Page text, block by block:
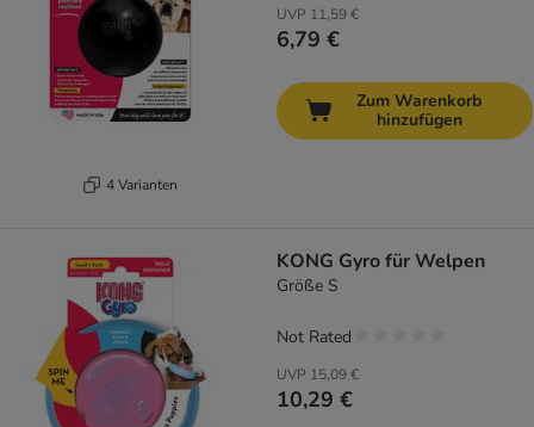
4 Varianten
UVP 11,59 €
6,79 €
Zum Warenkorb
hinzufügen
KONG Gyro für Welpen
Größe S
UVP 15,09 €
10,29 €
Not Rated